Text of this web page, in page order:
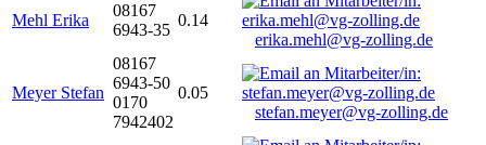
Mehl Erika
08167
6943-35
0.14
erika.mehl@vg-zolling.de
Meyer Stefan
08167
6943-50
0170
7942402
0.05
stefan.meyer@vg-zolling.de